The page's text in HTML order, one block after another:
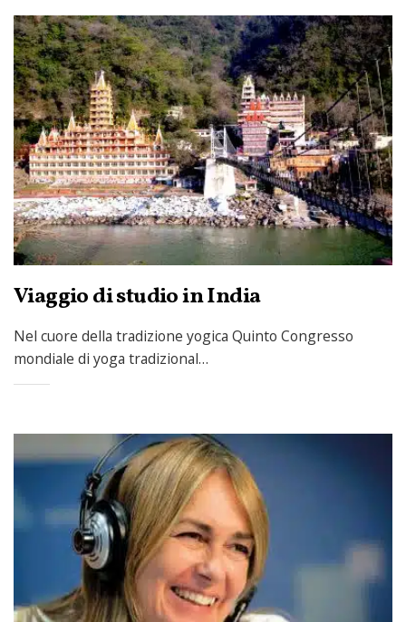
Viaggio di studio in India
Nel cuore della tradizione yogica Quinto Congresso
mondiale di yoga tradizional…